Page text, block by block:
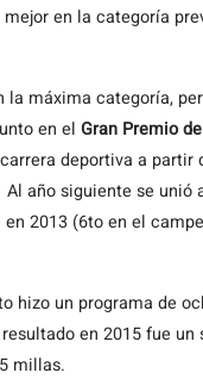
en la categoría
la máxima categoría,
en el Gran Premio
deportiva a
Al año siguiente se unió
2013 (6to en el
hizo un programa de
en 2015 fue
millas.